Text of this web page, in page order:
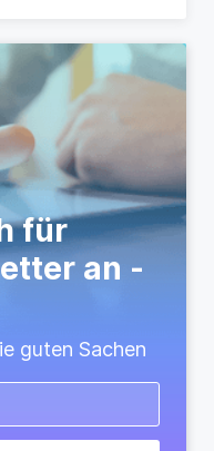
für
an -
guten Sachen